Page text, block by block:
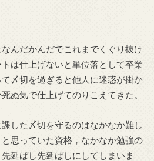
んだかんだでこれまでくぐり抜け
は仕上げないと単位落として卒業
〆切を過ぎると他人に迷惑が掛か
ぬ気で仕上げてのりこえてきた。
した〆切を守るのはなかなか難し
思っていた資格，なかなか勉強の
延ばし先延ばしにしてしまいま